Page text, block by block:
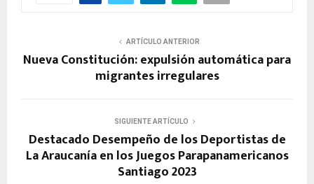
ARTÍCULO ANTERIOR
Nueva Constitución: expulsión automática para
migrantes irregulares
SIGUIENTE ARTÍCULO
Destacado Desempeño de los Deportistas de
La Araucanía en los Juegos Parapanamericanos
Santiago 2023